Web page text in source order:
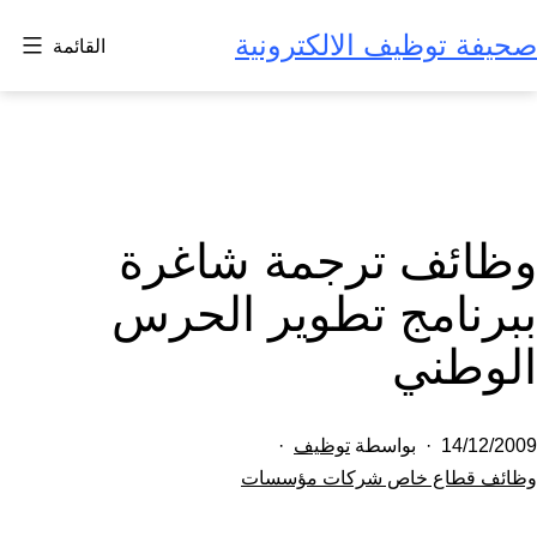
إلى
المحتوى
صحيفة توظيف الالكترونية القائمة
وظائف ترجمة شاغرة
ببرنامج تطوير الحرس
الوطني
تم
النشر
14/12/2009 بواسطة توظيف
مصنف
وظائف قطاع خاص شركات مؤسسات